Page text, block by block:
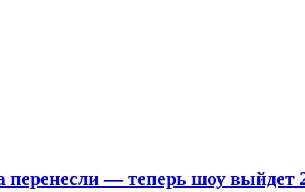
перенесли — теперь шоу выйдет